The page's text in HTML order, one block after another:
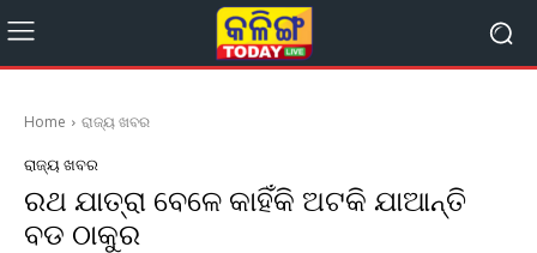
Home ରାଜ୍ୟ ଖବର
ରାଜ୍ୟ ଖବର
ରଥ ଯାତ୍ରା ବେଳେ କାହିଁକି ଅଟକି ଯାଆନ୍ତି
ବଡ ଠାକୁର